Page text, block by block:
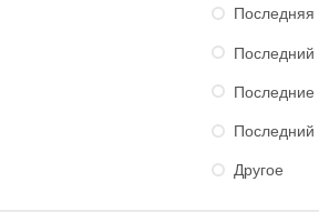
Последняя
Последний
Другое